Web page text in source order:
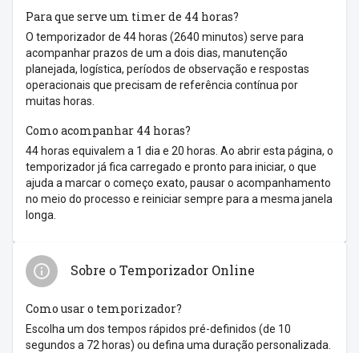
Para que serve um timer de 44 horas?
O temporizador de 44 horas (2640 minutos) serve para
acompanhar prazos de um a dois dias, manutenção
planejada, logística, períodos de observação e respostas
operacionais que precisam de referência contínua por
muitas horas.
Como acompanhar 44 horas?
44 horas equivalem a 1 dia e 20 horas. Ao abrir esta página, o
temporizador já fica carregado e pronto para iniciar, o que
ajuda a marcar o começo exato, pausar o acompanhamento
no meio do processo e reiniciar sempre para a mesma janela
longa.
Sobre o Temporizador Online
Como usar o temporizador?
Escolha um dos tempos rápidos pré-definidos (de 10
segundos a 72 horas) ou defina uma duração personalizada.